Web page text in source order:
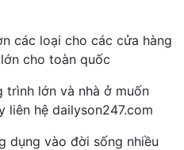
các loại cho các cửa hàng
cho toàn quốc
trình lớn và nhà ở muốn
liên hệ dailyson247.com
dụng vào đời sống nhiều